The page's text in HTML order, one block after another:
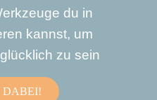
du in
kannst, um
zu sein
DABEI!